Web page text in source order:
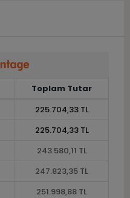
Toplam Tutar
225.704,33 TL
225.704,33 TL
243.580,11 TL
247.823,35 TL
251.998,88 TL